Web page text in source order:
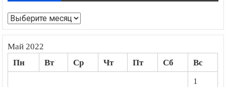
Архивы
Май 2022
Пн Вт Ср Чт Пт Сб
Вс
1